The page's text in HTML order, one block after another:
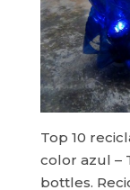
Top 10
color azul –
bottles.